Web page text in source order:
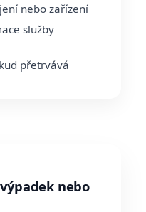
nebo zařízení
služby
přetrvává
nebo